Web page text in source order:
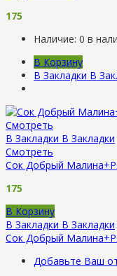
175
Наличие: 0 в
В Корзину
В Закладки В
Смотреть
В Закладки В Закладки
Смотреть
Сок Добрый
175
В Корзину
В Закладки В Закладки
Сок Добрый
Добавьте Ваш